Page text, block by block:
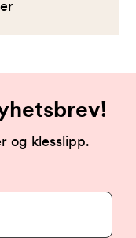
og klesslipp.